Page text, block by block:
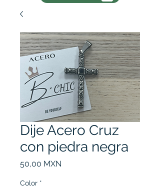
Dije Acero Cruz
con piedra negra
50,00 MXN
Color *